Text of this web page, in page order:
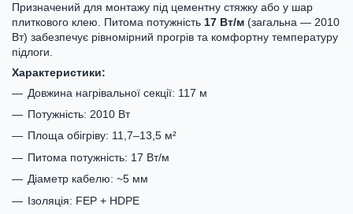
Призначений для монтажу під цементну стяжку або у шар
плиткового клею. Питома потужність 17 Вт/м (загальна — 2010
Вт) забезпечує рівномірний прогрів та комфортну температуру
підлоги.
Характеристики:
Довжина нагрівальної секції: 117 м
Потужність: 2010 Вт
Площа обігріву: 11,7–13,5 м²
Питома потужність: 17 Вт/м
Діаметр кабелю: ~5 мм
Ізоляція: FEP + HDPE